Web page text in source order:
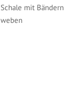
Schale mit Bändern
weben